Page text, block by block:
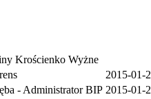
Krościenko Wyżne
2015-01-
- Administrator BIP 2015-01-